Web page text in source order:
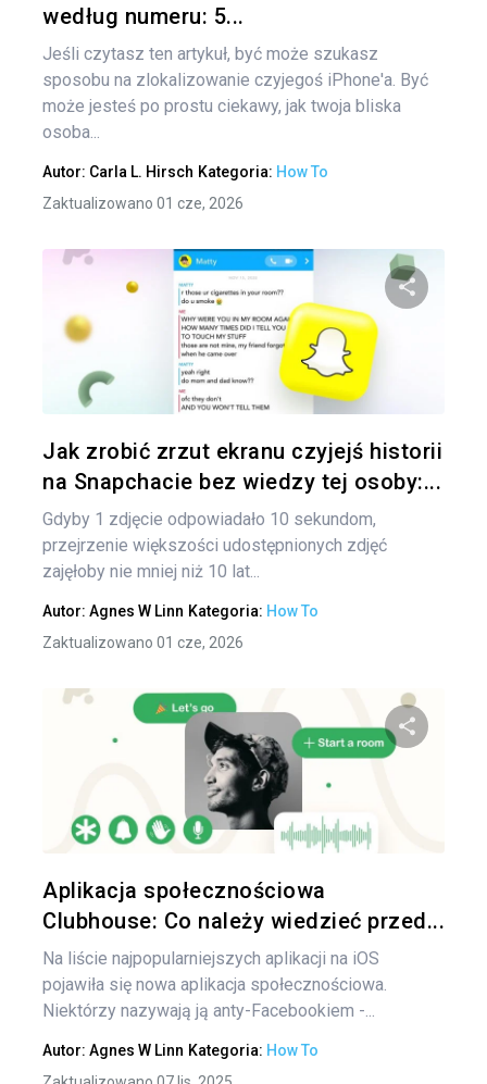
według numeru: 5...
Jeśli czytasz ten artykuł, być może szukasz
sposobu na zlokalizowanie czyjegoś iPhone'a. Być
może jesteś po prostu ciekawy, jak twoja bliska
osoba...
Autor: Carla L. Hirsch Kategoria: How To
Zaktualizowano 01 cze, 2026
Jak zrobić zrzut ekranu czyjejś historii
na Snapchacie bez wiedzy tej osoby:...
Gdyby 1 zdjęcie odpowiadało 10 sekundom,
przejrzenie większości udostępnionych zdjęć
zajęłoby nie mniej niż 10 lat...
Autor: Agnes W Linn Kategoria: How To
Zaktualizowano 01 cze, 2026
Aplikacja społecznościowa
Clubhouse: Co należy wiedzieć przed...
Na liście najpopularniejszych aplikacji na iOS
pojawiła się nowa aplikacja społecznościowa.
Niektórzy nazywają ją anty-Facebookiem -...
Autor: Agnes W Linn Kategoria: How To